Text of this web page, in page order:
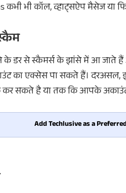
कभी भी कॉल, व्हाट्सऐप मैसेज या
के डर से स्कैमर्स के झांसे में आ जाते
का एक्सेस पा सकते हैं।
सकते है या तक कि आपके अकाउंट
Add Techlusive as a